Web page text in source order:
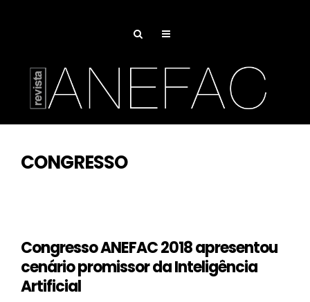
CONGRESSO
Congresso ANEFAC 2018 apresentou
cenário promissor da Inteligência
Artificial